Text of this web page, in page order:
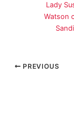
Lady
Watson
PREVIOUS